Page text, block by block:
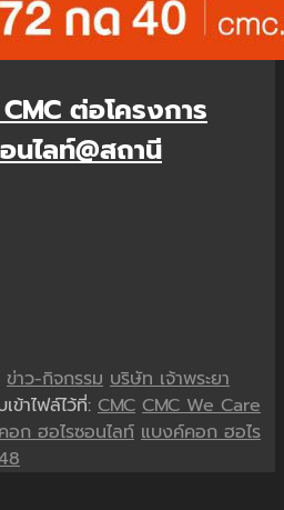
ต่อโครงการ
ไลท์@สถานี
ข่าว-กิจกรรม บริษัท เจ้าพระยา
เข้าไฟล์ไว้ที่: CMC CMC We Care
อก ฮอไรซอนไลท์ แบงค์คอก ฮอไร